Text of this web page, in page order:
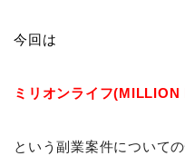
今回は
ミリオンライフ(MILLION
という副業案件について